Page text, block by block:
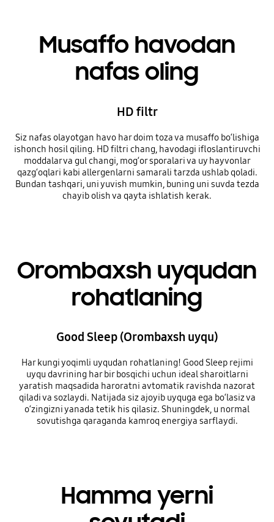
Musaffo havodan
nafas oling
HD filtr
Siz nafas olayotgan havo har doim toza va musaffo bo‘lishiga
ishonch hosil qiling. HD filtri chang, havodagi ifloslantiruvchi
moddalar va gul changi, mog‘or sporalari va uy hayvonlar
qazg‘oqlari kabi allergenlarni samarali tarzda ushlab qoladi.
Bundan tashqari, uni yuvish mumkin, buning uni suvda tezda
chayib olish va qayta ishlatish kerak.
Orombaxsh uyqudan
rohatlaning
Good Sleep (Orombaxsh uyqu)
Har kungi yoqimli uyqudan rohatlaning! Good Sleep rejimi
uyqu davrining har bir bosqichi uchun ideal sharoitlarni
yaratish maqsadida haroratni avtomatik ravishda nazorat
qiladi va sozlaydi. Natijada siz ajoyib uyquga ega bo‘lasiz va
o‘zingizni yanada tetik his qilasiz. Shuningdek, u normal
sovutishga qaraganda kamroq energiya sarflaydi.
Hamma yerni